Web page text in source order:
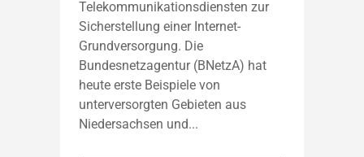
Telekommunikationsdiensten zur
Sicherstellung einer Internet-
Grundversorgung. Die
Bundesnetzagentur (BNetzA) hat
heute erste Beispiele von
unterversorgten Gebieten aus
Niedersachsen und...